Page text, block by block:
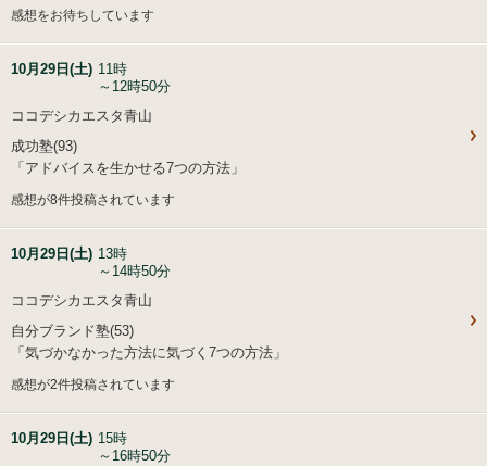
感想をお待ちしています
10月29日(土) 11時
～12時50分
ココデシカエスタ青山
成功塾(93)
「アドバイスを生かせる7つの方法」
感想が8件投稿されています
10月29日(土) 13時
～14時50分
ココデシカエスタ青山
自分ブランド塾(53)
「気づかなかった方法に気づく7つの方法」
感想が2件投稿されています
10月29日(土) 15時
～16時50分